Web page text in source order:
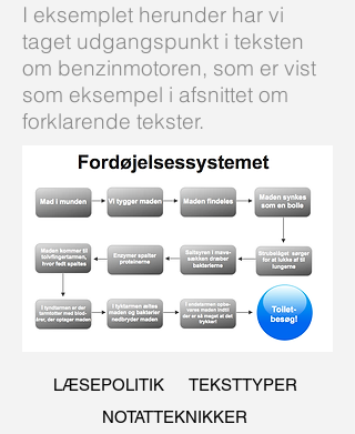
I eksemplet herunder har vi
taget udgangspunkt i teksten
om benzinmotoren, som er vist
som eksempel i afsnittet om
forklarende tekster.
LÆSEPOLITIK
TEKSTTYPER
NOTATTEKNIKKER